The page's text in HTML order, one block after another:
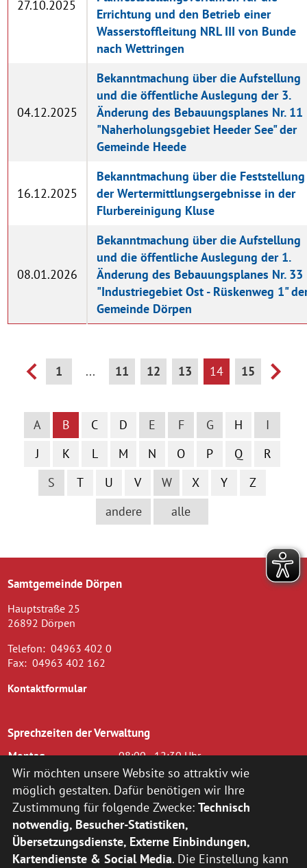
27.10.2025
Errichtung und den Betrieb einer
Wasserstoffleitung NRL III von Bunde
nach Wettringen
04.12.2025
Bekanntmachung über die Aufstellung
und die öffentliche Auslegung der 3.
Änderung des Bebauungsplanes Nr. 11
"Naherholungsgebiet Heeder See" der
Gemeinde Heede
16.12.2025
Bekanntmachung über die Feststellung
der Wertermittlungsergebnisse in der
Flurbereinigung Kluse
08.01.2026
Bekanntmachung über die Aufstellung
und die öffentliche Auslegung der 1.
Änderung des Bebauungsplanes Nr. 33
"Industriegebiet Ost - Rüskenweg 1"
Gemeinde Dörpen
1 ... 11 12 13 14 15
alle
A B C D E F G H
I
J
K L M N O P Q
R
S
T U V W X Y
Z
andere
Samtgemeinde Dörpen
Hauptstraße 25
26892 Dörpen
Telefon: 04963 402 0
Fax: 04963 402 162
Kontaktformular
Sprechzeiten der Verwaltung
Montag
08:00 - 12:30 Uhr
Dienstag
08.00 - 12.30 Uhr und 14.00 - 16.00
Uhr
Mittwoch
08.00 - 12.30 Uhr
Donnerstag
14.00 - 18.00 Uhr
Freitag
08.00 - 12.00 Uhr
zusätzlich nach vorheriger Terminvereinbarung:
Wir möchten unsere Website so attraktiv wie
möglich gestalten. Dafür benötigen wir Ihre
Zustimmung für folgende Zwecke: Technisch
notwendig, Besucher-Statistiken,
Übersetzungsdienste, Externe Einbindungen,
Kartendienste & Social Media. Die Einstellung kann